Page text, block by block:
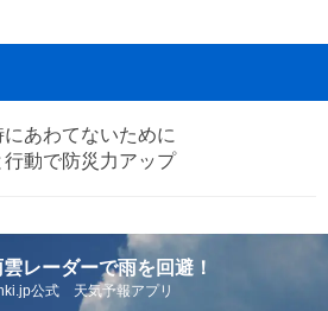
あわてないために
動で防災力アップ
レーダーで雨を回避！
公式 天気予報アプリ